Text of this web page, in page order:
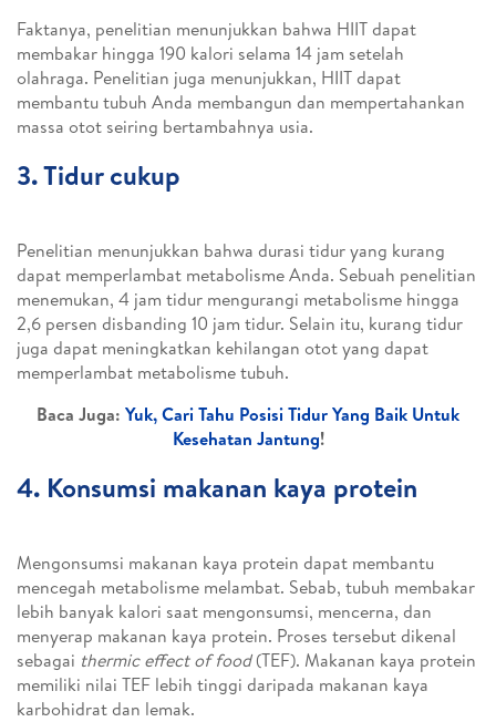
Faktanya, penelitian menunjukkan bahwa HIIT dapat
membakar hingga 190 kalori selama 14 jam setelah
olahraga. Penelitian juga menunjukkan, HIIT dapat
membantu tubuh Anda membangun dan mempertahankan
massa otot seiring bertambahnya usia.
3. Tidur cukup
Penelitian menunjukkan bahwa durasi tidur yang kurang
dapat memperlambat metabolisme Anda. Sebuah penelitian
menemukan, 4 jam tidur mengurangi metabolisme hingga
2,6 persen disbanding 10 jam tidur. Selain itu, kurang tidur
juga dapat meningkatkan kehilangan otot yang dapat
memperlambat metabolisme tubuh.
Baca Juga: Yuk, Cari Tahu Posisi Tidur Yang Baik Untuk
Kesehatan Jantung!
4. Konsumsi makanan kaya protein
Mengonsumsi makanan kaya protein dapat membantu
mencegah metabolisme melambat. Sebab, tubuh membakar
lebih banyak kalori saat mengonsumsi, mencerna, dan
menyerap makanan kaya protein. Proses tersebut dikenal
sebagai thermic effect of food(TEF). Makanan kaya protein
memiliki nilai TEF lebih tinggi daripada makanan kaya
karbohidrat dan lemak.